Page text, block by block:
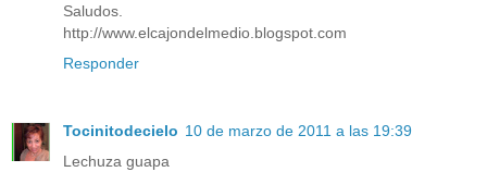
Saludos.
http://www.elcajondelmedio.blogspot.com
Responder
Tocinitodecielo 10 de marzo de 2011 a las 19:39
Lechuza guapa